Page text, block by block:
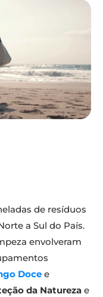
de resíduos
a Sul do País.
envolveram
Doce e
da Natureza e